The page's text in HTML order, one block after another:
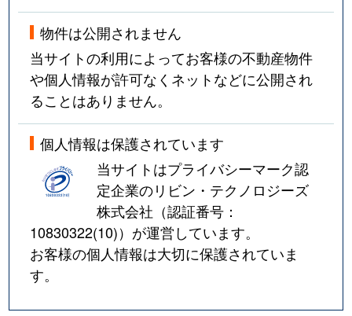
物件は公開されません
当サイトの利用によってお客様の不動産物件
や個人情報が許可なくネットなどに公開され
ることはありません。
個人情報は保護されています
当サイトはプライバシーマーク認
定企業のリビン・テクノロジーズ
株式会社（認証番号：
10830322(10)）が運営しています。
お客様の個人情報は大切に保護されていま
す。